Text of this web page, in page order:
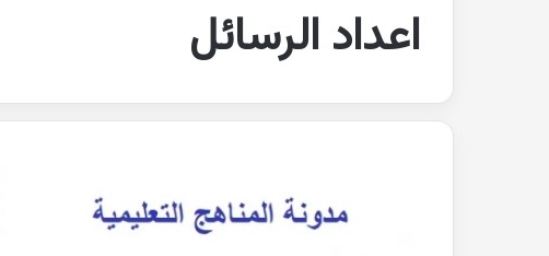
اعداد الرسائل